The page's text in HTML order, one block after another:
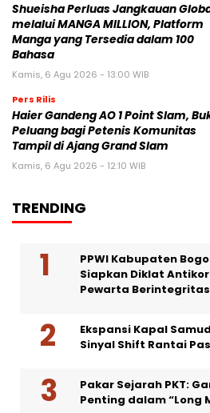
Shueisha Perluas Jangkauan
melalui MANGA MILLION, Platform
Manga yang Tersedia dalam 100
Bahasa
Kamis, 6 Agu 2026 - 13:00 WIB
Pers Rilis
Haier Gandeng AO 1 Point Slam,
Peluang bagi Petenis Komunitas
Tampil di Ajang Grand Slam
Kamis, 6 Agu 2026 - 12:10 WIB
TRENDING
PPWI Kabupaten
Siapkan Diklat
Pewarta
Ekspansi Kapal
Sinyal Shift Rantai
Pakar Sejarah PKT:
Penting dalam “Long